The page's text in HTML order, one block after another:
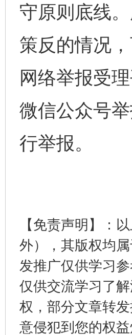
守原则底线
策反的情况
网络举报受
微信公众号
行举报。
【免责声明】：
外），其版权均
发推广仅供学习
仅供交流学习了
权，部分文章转
意侵犯到您的权
完善运行机制助力责任有效落
千年窑火 生生不息